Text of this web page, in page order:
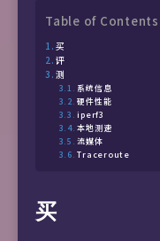
Table of Contents
买
评
测
系统信息
硬件性能
iperf3
本地测速
流媒体
Traceroute
买